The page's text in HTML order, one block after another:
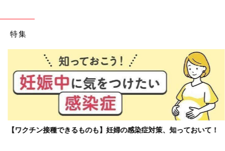
特集
【ワクチン接種できるものも】妊婦の感染症対策、知っておいて！